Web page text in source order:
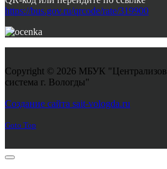
https://bus.gov.ru/qrcode/rate/319900
Copyright © 2026 МБУК
система г. Вологды"
Создание сайта sait-vologda.ru
Goto Top